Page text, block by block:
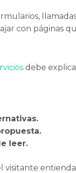
con páginas
debe
leer.
visitante